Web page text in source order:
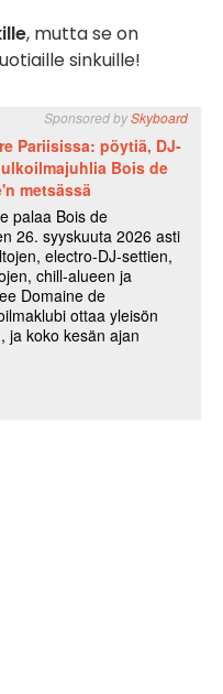
, mutta se on
sinkuille!